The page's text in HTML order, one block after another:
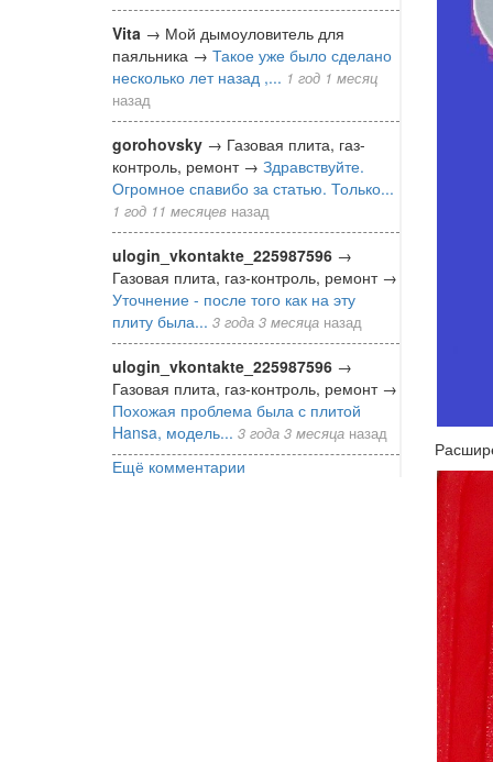
Vita → Мой дымоуловитель для
паяльника → Такое уже было сделано
несколько лет назад ,... 1 год 1 месяц
назад
gorohovsky → Газовая плита, газ-
контроль, ремонт → Здравствуйте.
Огромное спавибо за статью. Только...
1 год 11 месяцев назад
ulogin_vkontakte_225987596 →
Газовая плита, газ-контроль, ремонт →
Уточнение - после того как на эту
плиту была... 3 года 3 месяца назад
ulogin_vkontakte_225987596 →
Газовая плита, газ-контроль, ремонт →
Похожая проблема была с плитой
Hansa, модель... 3 года 3 месяца назад
Ещё комментарии